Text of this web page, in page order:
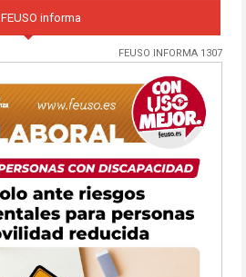
FEUSO informa
FEUSO INFORMA 1307